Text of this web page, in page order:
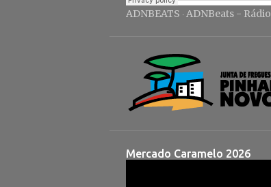
ADNBEATS · ADNBeats - Rádio
Mercado Caramelo 2026